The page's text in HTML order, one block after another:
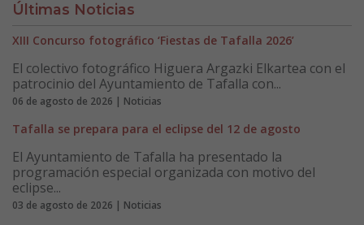
Últimas Noticias
XIII Concurso fotográfico ‘Fiestas de Tafalla 2026’
El colectivo fotográfico Higuera Argazki Elkartea con el
patrocinio del Ayuntamiento de Tafalla con...
06 de agosto de 2026 | Noticias
Tafalla se prepara para el eclipse del 12 de agosto
El Ayuntamiento de Tafalla ha presentado la
programación especial organizada con motivo del
eclipse...
03 de agosto de 2026 | Noticias